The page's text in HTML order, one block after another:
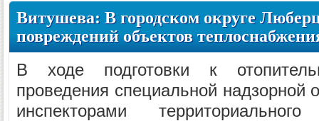
Витушева: В городском округе
повреждений объектов
В ходе подготовки к
проведения специальной надзорной
инспекторами